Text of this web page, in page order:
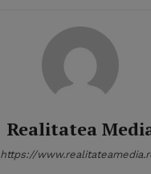
Realitatea
https://